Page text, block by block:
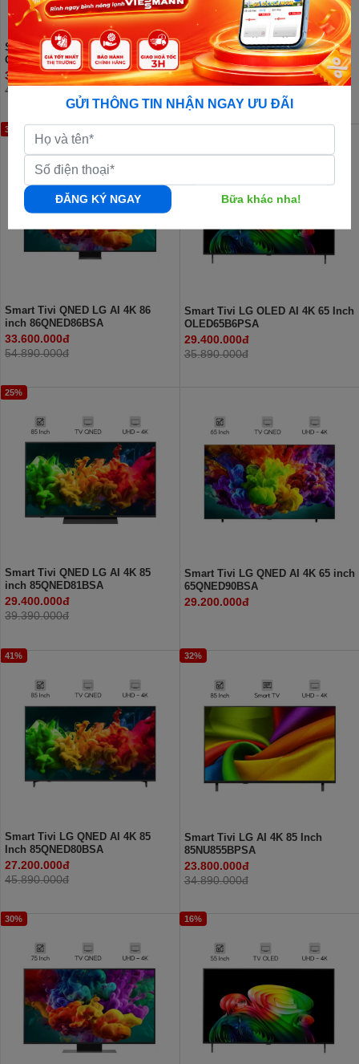
Smart Tivi LG OLED AI 4K 65 Inch
OLED65C6PSA
37.300.000đ
44.890.000đ
Smart Tivi LG AI 4K 98 Inch
98NU855BPSB
33.800.000đ
39%
Smart Tivi QNED LG AI 4K 86
inch 86QNED86BSA
33.600.000đ
54.890.000đ
Smart Tivi LG OLED AI 4K 65 Inch
OLED65B6PSA
29.400.000đ
35.890.000đ
25%
Smart Tivi QNED LG AI 4K 85
inch 85QNED81BSA
29.400.000đ
39.390.000đ
Smart Tivi LG QNED AI 4K 65 inch
65QNED90BSA
29.200.000đ
41%
Smart Tivi LG QNED AI 4K 85
Inch 85QNED80BSA
27.200.000đ
45.890.000đ
32%
Smart Tivi LG AI 4K 85 Inch
85NU855BPSA
23.800.000đ
34.890.000đ
30% 16%
GỬI THÔNG TIN NHẬN NGAY ƯU ĐÃI
ĐĂNG KÝ NGAY Bữa khác nha!